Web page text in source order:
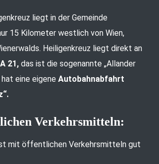
liegt in der Gemeinde
15 Kilometer westlich von Wien,
Heiligenkreuz liegt direkt an
21, das ist die sogenannte „Allander
hat eine eigene Autobahnabfahrt
Verkehrsmitteln:
mit öffentlichen Verkehrsmitteln gut